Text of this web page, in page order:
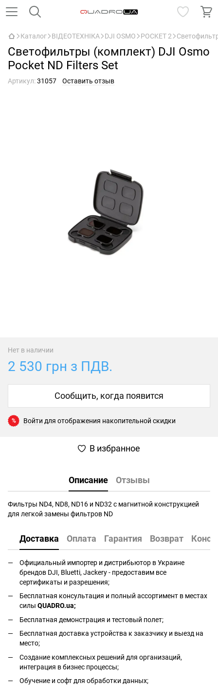
Каталог ВІДЕОТЕХНІКА DJI OSMO POCKET 2
Светофильтры (комплект) DJI Osmo
Pocket ND Filters Set
Артикул:31057 Оставить отзыв
Нет в наличии
2 530 грн з ПДВ.
Сообщить, когда появится
% Войти для отображения накопительной скидки
В избранное
Описание Отзывы
Фильтры ND4, ND8, ND16 и ND32 с магнитной конструкцией
для легкой замены фильтров ND
Доставка Оплата Гарантия Возврат
Официальный импортер и дистрибьютор в Украине
брендов DJI, Bluetti, Jackery - предоставим все
сертификаты и разрешения;
Бесплатная консультация и полный ассортимент в местах
силы QUADRO.ua;
Бесплатная демонстрация и тестовый полет;
Бесплатная доставка устройства к заказчику и выезд на
место;
Создание комплексных решений для организаций,
интеграция в бизнес процессы;
Обучение и софт для обработки данных;